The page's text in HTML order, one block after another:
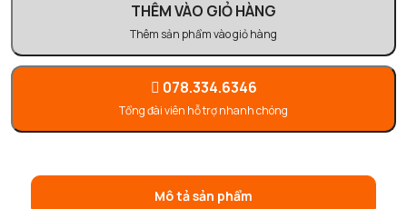
THÊM VÀO GIỎ HÀNG
Thêm sản phẩm vào giỏ hàng
078.334.6346
Tổng đài viên hỗ trợ nhanh chóng
Mô tả sản phẩm